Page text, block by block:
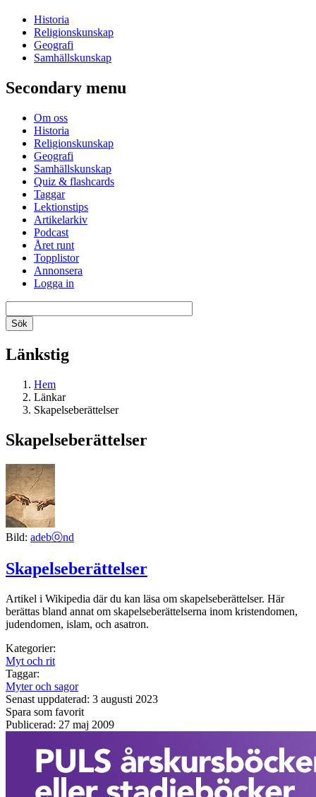
Historia
Religionskunskap
Geografi
Samhällskunskap
Secondary menu
Om oss
Historia
Religionskunskap
Geografi
Samhällskunskap
Quiz & flashcards
Taggar
Lektionstips
Artikelarkiv
Podcast
Året runt
Topplistor
Annonsera
Logga in
Länkstig
Hem
Länkar
Skapelseberättelser
Skapelseberättelser
Bild: adebⓞnd
Skapelseberättelser
Artikel i Wikipedia där du kan läsa om skapelseberättelser. Här
berättas bland annat om skapelseberättelserna inom kristendomen,
judendomen, islam, och asatron.
Kategorier:
Myt och rit
Taggar:
Myter och sagor
Senast uppdaterad: 3 augusti 2023
Spara som favorit
Publicerad: 27 maj 2009